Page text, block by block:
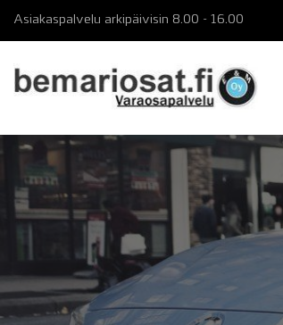
content
Asiakaspalvelu arkipäivisin 8.00 - 16.00